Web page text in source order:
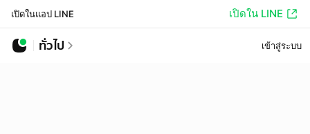
เปิดในแอป LINE เปิดใน LINE
ทั่วไป เข้าสู่ระบบ